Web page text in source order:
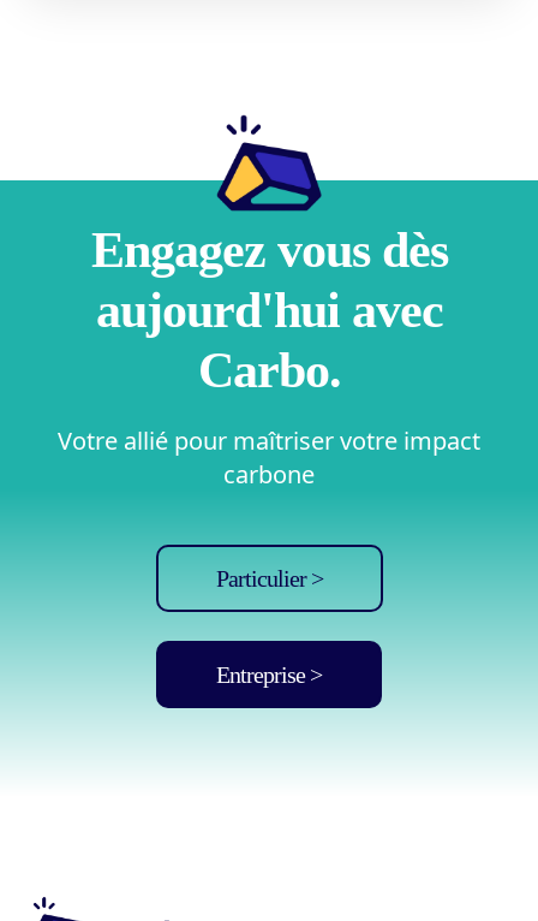
Engagez vous dès
aujourd'hui avec
Carbo.
Votre allié pour maîtriser votre impact
carbone
Particulier >
Entreprise >